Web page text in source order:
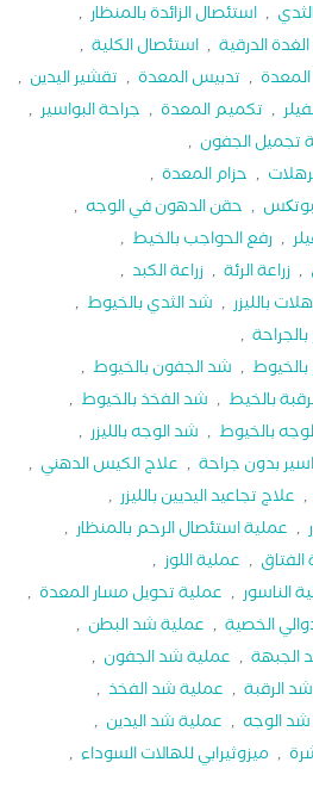
, استئصال الزائدة بالمنظار ,
الدرقية , استئصال الكلية ,
, تدبيس المعدة , تقشير اليدين ,
, تكميم المعدة , جراحة البواسير ,
تجميل الجفون ,
, حزام المعدة ,
, حقن الدهون في الوجه ,
, رفع الحواجب بالخيط ,
, زراعة الرئة , زراعة الكبد ,
بالليزر , شد الثدي بالخيوط ,
,
, شد الجفون بالخيوط ,
بالخيط , شد الفخذ بالخيوط ,
بالخيوط , شد الوجه بالليزر ,
بدون جراحة , علاج الكيس الدهني ,
, علاج تجاعيد اليديين بالليزر ,
, عملية استئصال الرحم بالمنظار ,
, عملية اللوز ,
الناسور , عملية تحويل مسار المعدة ,
الخصية , عملية شد البطن ,
الجبهة , عملية شد الجفون ,
الرقبة , عملية شد الفخذ ,
الوجه , عملية شد اليدين ,
, ميزوثيرابي للهالات السوداء ,